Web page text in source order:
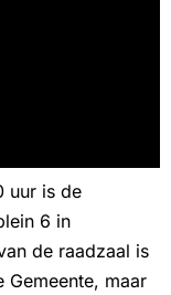
uur is de
6 in
de raadzaal is
Gemeente, maar